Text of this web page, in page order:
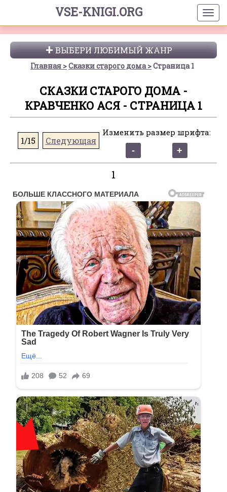
VSE-KNIGI.ORG
ВЫБЕРИ ЛЮБИМЫЙ ЖАНР
Главная Сказки старого дома Страница 1
СКАЗКИ СТАРОГО ДОМА -
КРАВЧЕНКО АСЯ - СТРАНИЦА 1
1/15 Следующая
Изменить размер шрифта:
1